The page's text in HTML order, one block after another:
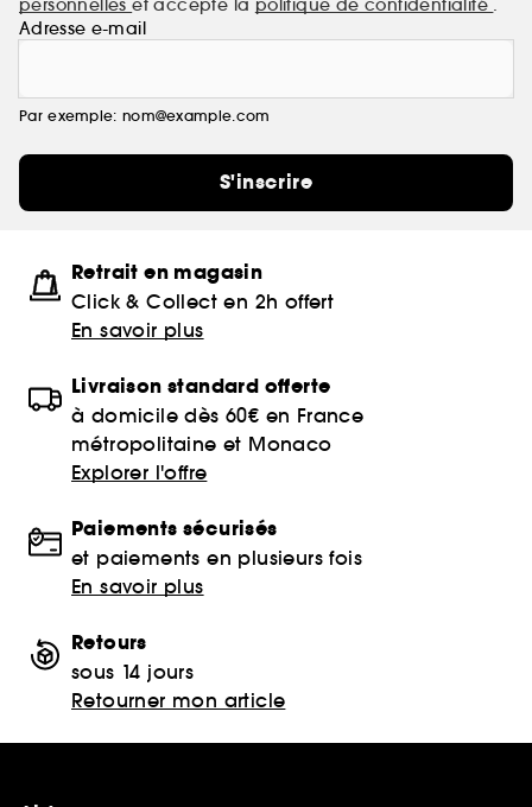
personnelleset accepte la politique de confidentialité .
Adresse e-mail
Par exemple: nom@example.com
S'inscrire
Retrait en magasin
Click & Collect en 2h offert
En savoir plus
Livraison standard offerte
à domicile dès 60€ en France
métropolitaine et Monaco
Explorer l'offre
Paiements sécurisés
et paiements en plusieurs fois
En savoir plus
Retours
sous 14 jours
Retourner mon article